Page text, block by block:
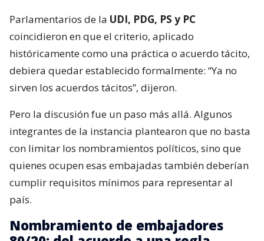
Parlamentarios de la UDI, PDG, PS y PC
coincidieron en que el criterio, aplicado
históricamente como una práctica o acuerdo tácito,
debiera quedar establecido formalmente: “Ya no
sirven los acuerdos tácitos”, dijeron.
Pero la discusión fue un paso más allá. Algunos
integrantes de la instancia plantearon que no basta
con limitar los nombramientos políticos, sino que
quienes ocupen esas embajadas también deberían
cumplir requisitos mínimos para representar al
país.
Nombramiento de embajadores